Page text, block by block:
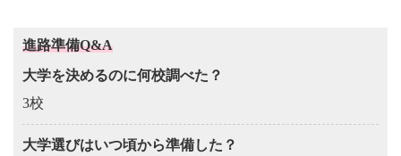
進路準備Q&A
大学を決めるのに何校調べた？
3校
大学選びはいつ頃から準備した？